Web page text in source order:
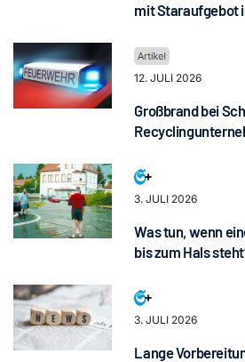
mit Staraufgebot
12. JULI 2026
Großbrand bei
3. JULI 2026
Was tun, wenn
bis zum Hals
3. JULI 2026
Lange